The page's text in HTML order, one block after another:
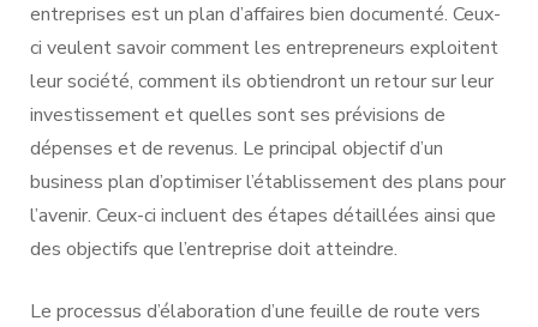
entreprises est un plan d’affaires bien documenté. Ceux-
ci veulent savoir comment les entrepreneurs exploitent
leur société, comment ils obtiendront un retour sur leur
investissement et quelles sont ses prévisions de
dépenses et de revenus. Le principal objectif d’un
business plan d’optimiser l’établissement des plans pour
l’avenir. Ceux-ci incluent des étapes détaillées ainsi que
des objectifs que l’entreprise doit atteindre.
Le processus d’élaboration d’une feuille de route vers